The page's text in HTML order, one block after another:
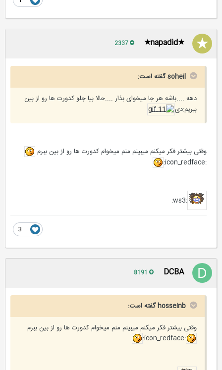
soheil گفته است:
دهه ....باشه هر جا میخوای بذار ....حالا بیا جلو کدورت ها رو از بین
ببریم:دی
وقتی بیشتر فکر میکنم میبینم منم میخوام کدورت ها رو از بین ببرم
:ws3:
DCBA
hosseinb گفته است:
وقتی بیشتر فکر میکنم میبینم منم میخوام کدورت ها رو از بین ببرم
:icon_redface: